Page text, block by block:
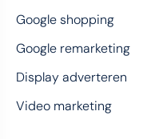
Google shopping
Google remarketing
Display adverteren
Video marketing